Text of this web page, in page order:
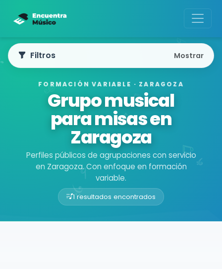
FORMACIÓN VARIABLE · ZARAGOZA
Grupo musical
para misas en
Zaragoza
Perfiles públicos de agrupaciones con servicio
en Zaragoza. Con enfoque en formación
variable.
1 resultados encontrados
Buscador de músicos
Filtros Mostrar